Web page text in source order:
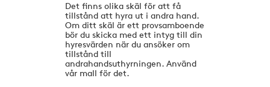
Det finns olika skäl för att få
tillstånd att hyra ut i andra hand.
Om ditt skäl är ett provsamboende
bör du skicka med ett intyg till din
hyresvärden när du ansöker om
tillstånd till
andrahandsuthyrningen. Använd
vår mall för det.